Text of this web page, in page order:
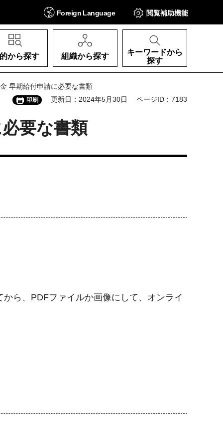
Foreign Language 閲覧補助機能
から探す 組織から探す
キーワードから
探す
早期給付申請に必要な書類
印刷 更新日：2024年5月30日 ページID：7183
要な書類
ら、PDFファイルか画像にして、オンライ